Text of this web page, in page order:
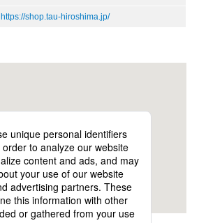
https://shop.tau-hiroshima.jp/